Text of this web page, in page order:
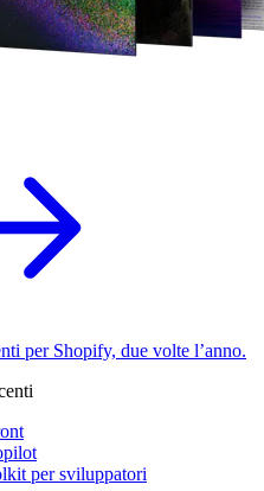
per Shopify, due volte l’anno.
per sviluppatori